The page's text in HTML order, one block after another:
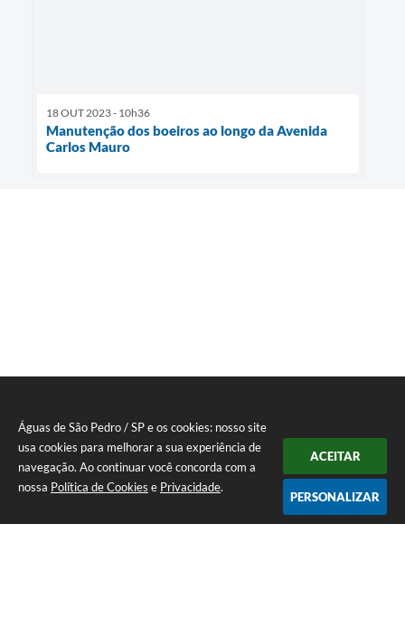
Águas de São Pedro / SP e os cookies: nosso site
usa cookies para melhorar a sua experiência de
navegação. Ao continuar você concorda com a
nossa Política de Cookies e Privacidade.
ACEITAR
PERSONALIZAR
18 OUT 2023 - 10h36
Manutenção dos boeiros ao longo da Avenida
Carlos Mauro